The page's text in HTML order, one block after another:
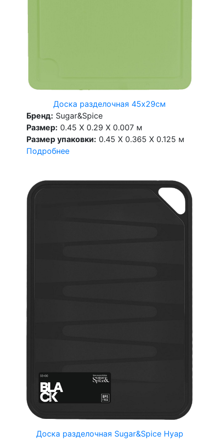
Доска разделочная 45х29см
Бренд: Sugar&Spice
Размер: 0.45 X 0.29 X 0.007 м
Размер упаковки: 0.45 X 0.365 X 0.125 м
Подробнее
Доска разделочная Sugar&Spice Нуар